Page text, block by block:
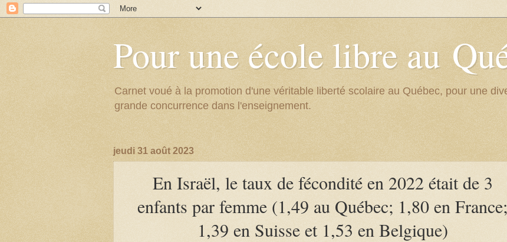
Pour une école libre au
Carnet voué à la promotion d'une véritable liberté scolaire au Québec, pour une
grande concurrence dans l'enseignement.
jeudi 31 août 2023
En Israël, le taux de fécondité en 2022 était de 3
enfants par femme (1,49 au Québec; 1,80 en France;
1,39 en Suisse et 1,53 en Belgique)